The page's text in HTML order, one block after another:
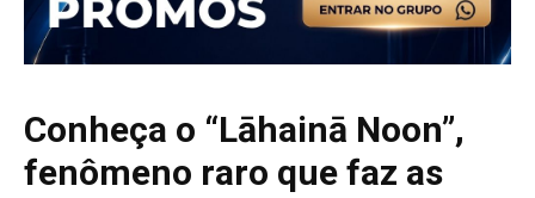
Conheça o “Lāhainā Noon”,
fenômeno raro que faz as